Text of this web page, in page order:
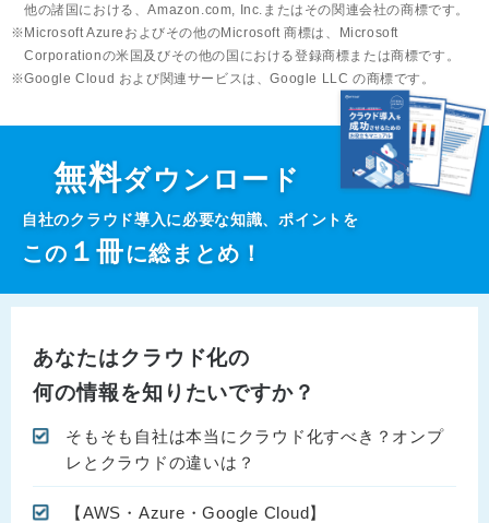
他の諸国における、Amazon.com, Inc.またはその関連会社の商標です。
Microsoft Azureおよびその他のMicrosoft 商標は、Microsoft
Corporationの米国及びその他の国における登録商標または商標です。
Google Cloud および関連サービスは、Google LLC の商標です。
無料ダウンロード
自社のクラウド導入に必要な知識、ポイントを
この １冊に総まとめ！
あなたはクラウド化の
何の情報を知りたいですか？
そもそも自社は本当にクラウド化すべき？オンプ
レとクラウドの違いは？
【AWS・Azure・Google Cloud】